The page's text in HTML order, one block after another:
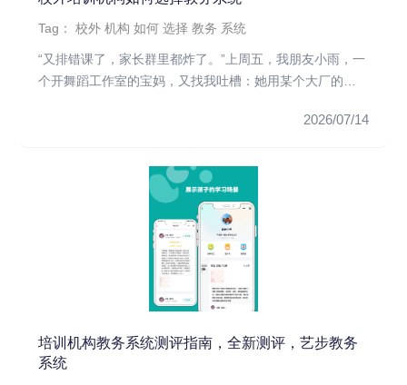
Tag：校外 机构 如何 选择 教务 系统
“又排错课了，家长群里都炸了。”上周五，我朋友小雨，一
个开舞蹈工作室的宝妈，又找我吐槽：她用某个大厂的系
2026/07/14
培训机构教务系统测评指南，全新测评，艺步教务
系统